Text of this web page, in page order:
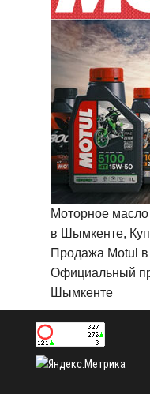
Моторное
в Шымкенте,
Продажа Motul
Официальный
Шымкенте